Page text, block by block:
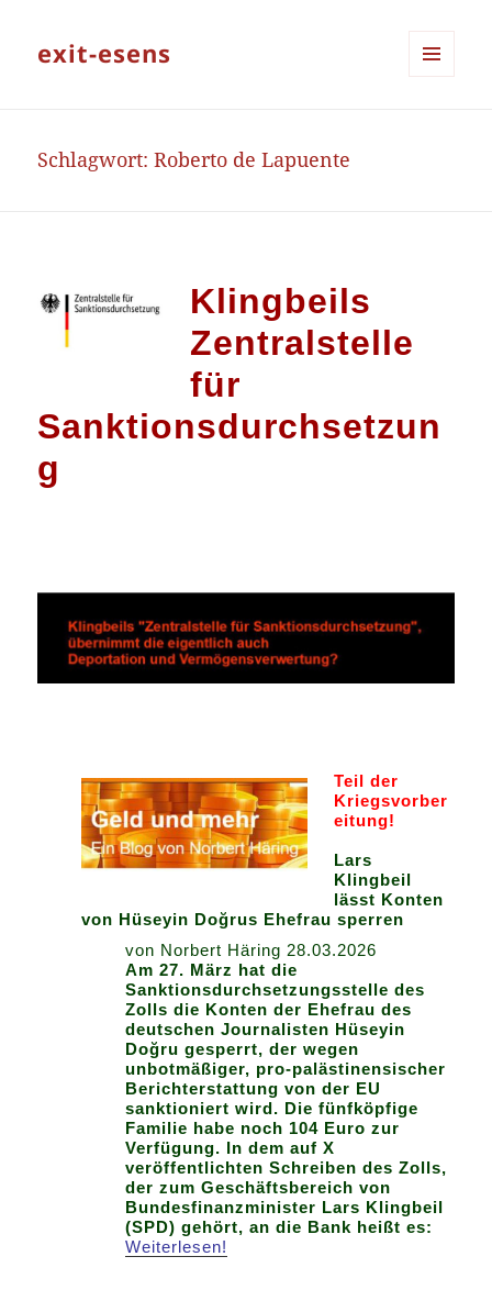
exit-esens
Schlagwort:Roberto de Lapuente
Klingbeils
Zentralstelle
für
Sanktionsdurchsetzun
g
Teil der
Kriegsvorber
eitung!
Lars
Klingbeil
lässt Konten
von Hüseyin Doğrus Ehefrau sperren
von Norbert Häring 28.03.2026
Am 27. März hat die
Sanktionsdurchsetzungsstelle des
Zolls die Konten der Ehefrau des
deutschen Journalisten Hüseyin
Doğru gesperrt, der wegen
unbotmäßiger, pro-palästinensischer
Berichterstattung von der EU
sanktioniert wird. Die fünfköpfige
Familie habe noch 104 Euro zur
Verfügung. In dem auf X
veröffentlichten Schreiben des Zolls,
der zum Geschäftsbereich von
Bundesfinanzminister Lars Klingbeil
(SPD) gehört, an die Bank heißt es:
Weiterlesen!